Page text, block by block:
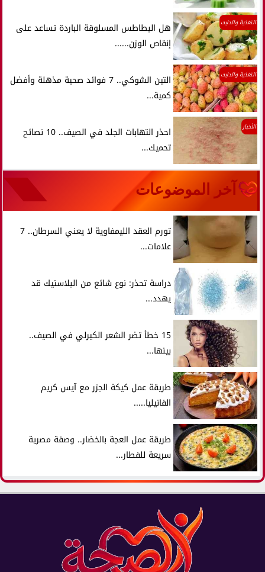
التغذية والدايت
هل البطاطس المسلوقة الباردة تساعد على
إنقاص الوزن......
التغذية والدايت
التين الشوكي.. 7 فوائد صحية مذهلة وأفضل
كمية...
الأخبار
احذر التهابات الجلد في الصيف.. 10 نصائح
تحميك...
آخر الموضوعات
تورم العقد الليمفاوية لا يعني السرطان.. 7
علامات...
دراسة تحذر: نوع شائع من البلاستيك قد
يهدد...
15 خطأ تضر الشعر الكيرلي في الصيف..
بينها...
طريقة عمل كيكة الجزر مع آيس كريم
الفانيليا.....
طريقة عمل العجة بالخضار.. وصفة مصرية
سريعة للفطار...